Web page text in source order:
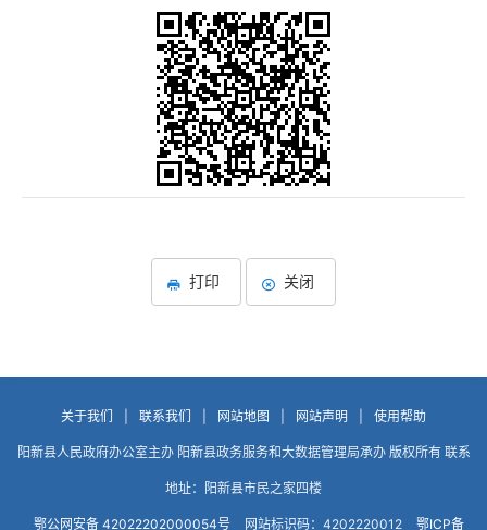
打印 关闭
关于我们 联系我们 网站地图 网站声明 使用帮助
阳新县人民政府办公室主办 阳新县政务服务和大数据管理局承办 版权所有 联系
地址：阳新县市民之家四楼
鄂公网安备 42022202000054号 网站标识码：4202220012 鄂ICP备